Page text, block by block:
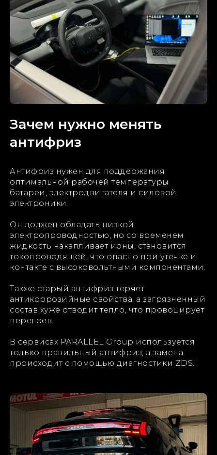
Зачем нужно менять
антифриз
Антифриз нужен для поддержания
оптимальной рабочей температуры
батареи, электродвигателя и силовой
электроники.
Он должен обладать низкой
электропроводностью, но со временем
жидкость накапливает ионы, становится
токопроводящей, что опасно при утечке и
контакте с высоковольтными компонентами.
Также старый антифриз теряет
антикоррозийные свойства, а загрязненный
состав хуже отводит тепло, что провоцирует
перегрев.
В сервисах PARALLEL Group используется
только правильный антифриз, а замена
происходит с помощью диагностики ZDS!